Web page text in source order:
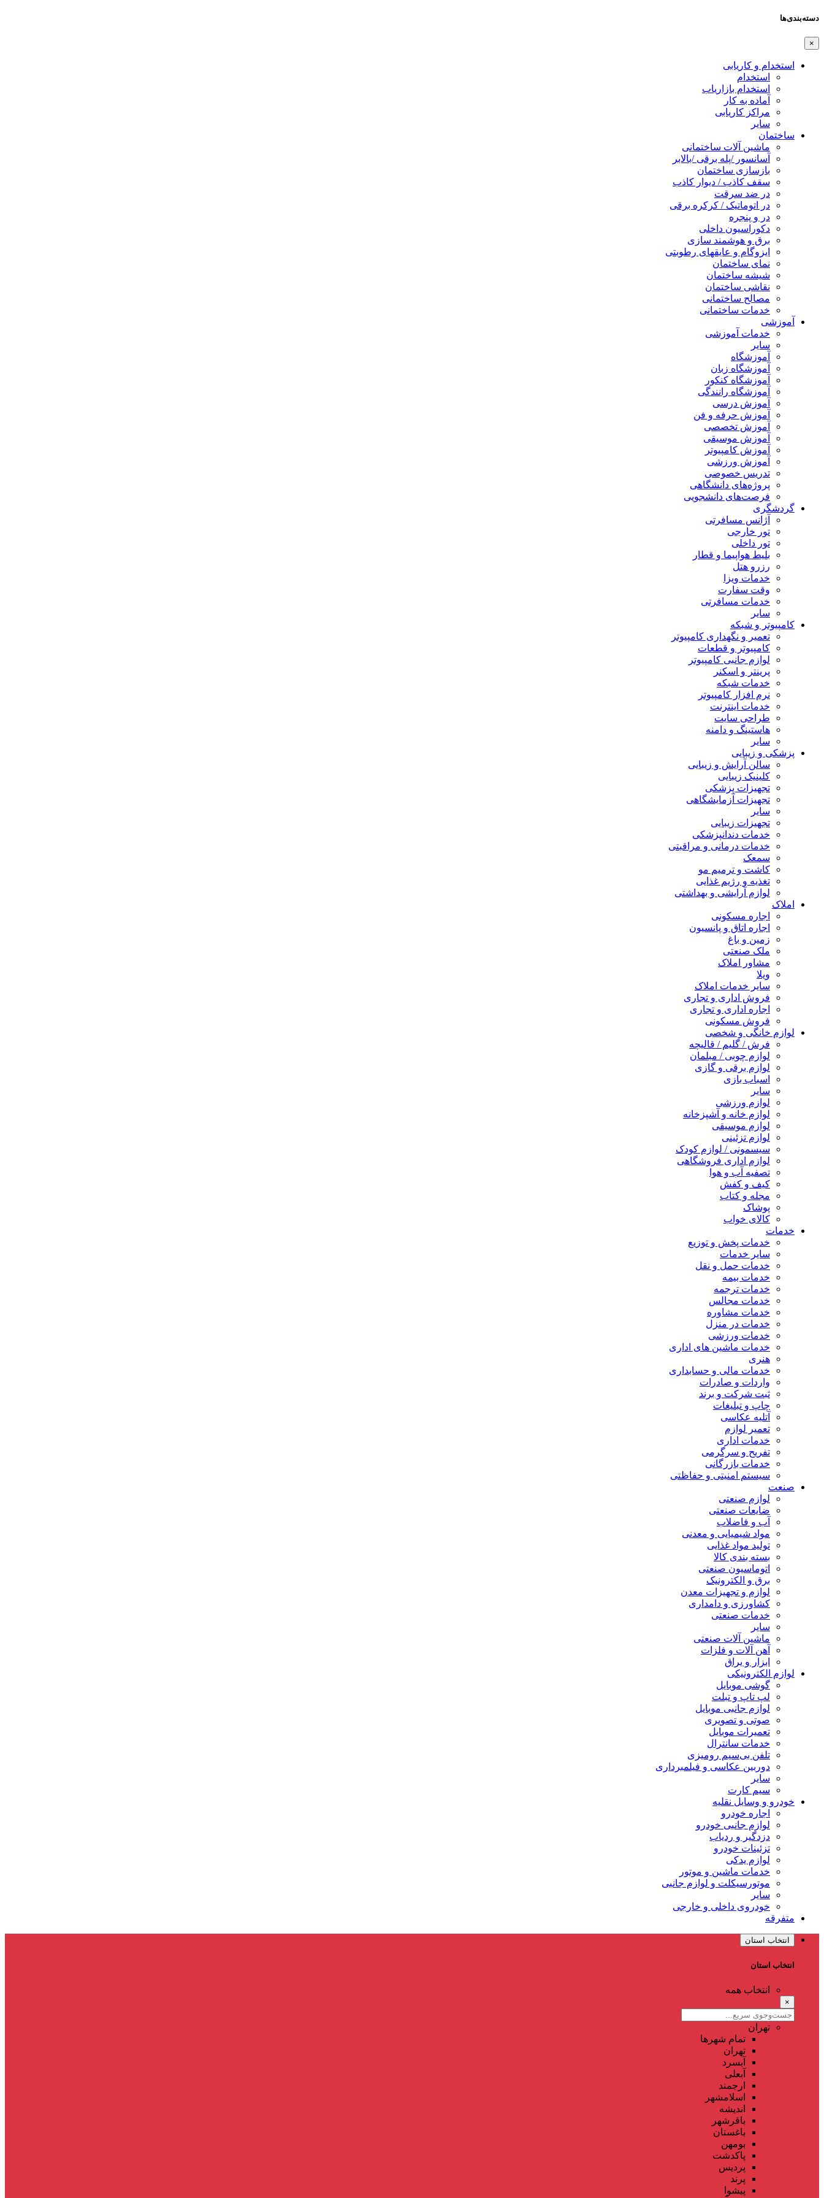
دسته‌بندی‌ها
×
استخدام و کاریابی
استخدام
استخدام بازاریاب
آماده به کار
مراکز کاریابی
سایر
ساختمان
ماشین آلات ساختمانی
آسانسور /پله برقی /بالابر
بازسازی ساختمان
سقف کاذب / دیوار کاذب
در ضد سرقت
در اتوماتیک / کرکره برقی
در و پنجره
دکوراسیون داخلی
برق و هوشمند سازی
ایزوگام و عایقهای رطوبتی
نمای ساختمان
شیشه ساختمان
نقاشی ساختمان
مصالح ساختمانی
خدمات ساختمانی
آموزشی
خدمات آموزشی
سایر
آموزشگاه
آموزشگاه زبان
آموزشگاه کنکور
آموزشگاه رانندگی
آموزش درسی
آموزش حرفه و فن
آموزش تخصصی
آموزش موسیقی
آموزش کامپیوتر
آموزش ورزشی
تدریس خصوصی
پروژه‌های دانشگاهی
فرصت‌های دانشجویی
گردشگری
آژانس مسافرتی
تور خارجی
تور داخلی
بلیط هواپیما و قطار
رزرو هتل
خدمات ویزا
وقت سفارت
خدمات مسافرتی
سایر
کامپیوتر و شبکه
تعمیر و نگهداری کامپیوتر
کامپیوتر و قطعات
لوازم جانبی کامپیوتر
پرینتر و اسکنر
خدمات شبکه
نرم افزار کامپیوتر
خدمات اینترنت
طراحی سایت
هاستینگ و دامنه
سایر
پزشکی و زیبایی
سالن آرایش و زیبایی
کلینیک زیبایی
تجهیزات پزشکی
تجهیزات آزمایشگاهی
سایر
تجهیزات زیبایی
خدمات دندانپزشکی
خدمات درمانی و مراقبتی
سمعک
کاشت و ترمیم مو
تغذیه و رژیم غذایی
لوازم آرایشی و بهداشتی
املاک
اجاره مسکونی
اجاره اتاق و پانسیون
زمین و باغ
ملک صنعتی
مشاور املاک
ویلا
سایر خدمات املاک
فروش اداری و تجاری
اجاره اداری و تجاری
فروش مسکونی
لوازم خانگی و شخصی
فرش / گلیم / قالیچه
لوازم چوبی / مبلمان
لوازم برقی و گازی
اسباب بازی
سایر
لوازم ورزشی
لوازم خانه و آشپزخانه
لوازم موسیقی
لوازم تزئینی
سیسمونی / لوازم کودک
لوازم اداری فروشگاهی
تصفیه آب و هوا
کیف و کفش
مجله و کتاب
پوشاک
کالای خواب
خدمات
خدمات پخش و توزیع
سایر خدمات
خدمات حمل و نقل
خدمات بیمه
خدمات ترجمه
خدمات مجالس
خدمات مشاوره
خدمات در منزل
خدمات ورزشی
خدمات ماشین های اداری
هنری
خدمات مالی و حسابداری
واردات و صادرات
ثبت شرکت و برند
چاپ و تبلیغات
آتلیه عکاسی
تعمیر لوازم
خدمات اداری
تفریح و سرگرمی
خدمات بازرگانی
سیستم امنیتی و حفاظتی
صنعت
لوازم صنعتی
ضایعات صنعتی
آب و فاضلاب
مواد شیمیایی و معدنی
تولید مواد غذایی
بسته بندی کالا
اتوماسیون صنعتی
برق و الکترونیک
لوازم و تجهیزات معدن
کشاورزی و دامداری
خدمات صنعتی
سایر
ماشین آلات صنعتی
آهن آلات و فلزات
ابزار و یراق
لوازم الکترونیکی
گوشی موبایل
لپ تاپ و تبلت
لوازم جانبی موبایل
صوتی و تصویری
تعمیرات موبایل
خدمات سانترال
تلفن بی‌سیم رومیزی
دوربین عکاسی و فیلمبرداری
سایر
سیم کارت
خودرو و وسایل نقلیه
اجاره خودرو
لوازم جانبی خودرو
دزدگیر و ردیاب
تزئینات خودرو
لوازم یدکی
خدمات ماشین و موتور
موتورسیکلت و لوازم جانبی
سایر
خودروی داخلی و خارجی
متفرقه
انتخاب استان
انتخاب استان
انتخاب همه
×
تهران
تمام شهر‌ها
تهران
آبسرد
آبعلی
ارجمند
اسلامشهر
اندیشه
باقرشهر
باغستان
بومهن
پاکدشت
پردیس
پرند
پیشوا